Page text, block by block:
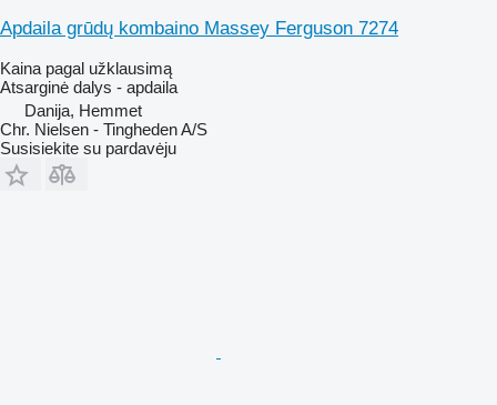
Apdaila grūdų kombaino Massey Ferguson 7274
Kaina pagal užklausimą
Atsarginė dalys - apdaila
Danija, Hemmet
Chr. Nielsen - Tingheden A/S
Susisiekite su pardavėju